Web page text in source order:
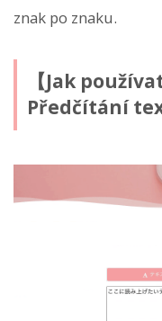
znak po znaku.
【Jak
Předčítání